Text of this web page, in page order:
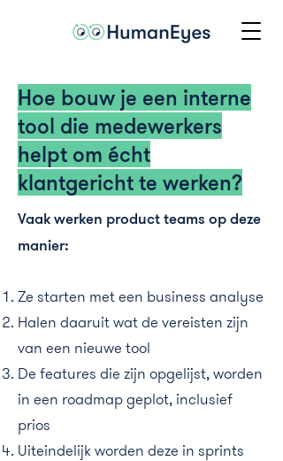
Hoe bouw je een interne
tool die medewerkers
helpt om écht
klantgericht te werken?
Vaak werken product teams op deze
manier:
Ze starten met een business analyse
Halen daaruit wat de vereisten zijn
van een nieuwe tool
De features die zijn opgelijst, worden
in een roadmap geplot, inclusief
prios
Uiteindelijk worden deze in sprints